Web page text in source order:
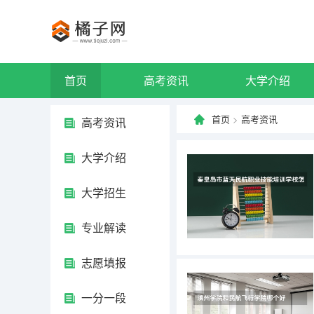
首页 高考资讯 大学介绍
高考资讯
大学介绍
大学招生
专业解读
志愿填报
一分一段
首页 > 高考资讯